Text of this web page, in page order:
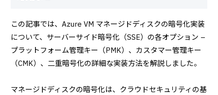
この記事では、Azure VM マネージドディスクの暗号化実装
について、サーバーサイド暗号化（SSE）の各オプション –
プラットフォーム管理キー（PMK）、カスタマー管理キー
（CMK）、二重暗号化の詳細な実装方法を解説しました。
マネージドディスクの暗号化は、クラウドセキュリティの基